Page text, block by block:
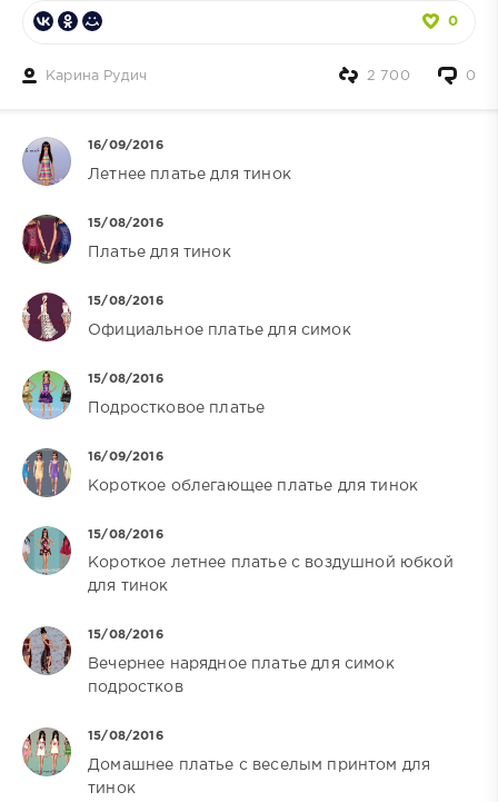
0
Карина Рудич 0
2 700
16/09/2016
Летнее платье для тинок
15/08/2016
Платье для тинок
15/08/2016
Официальное платье для симок
15/08/2016
Подростковое платье
16/09/2016
Короткое облегающее платье для тинок
15/08/2016
Короткое летнее платье с воздушной юбкой
для тинок
15/08/2016
Вечернее нарядное платье для симок
подростков
15/08/2016
Домашнее платье с веселым принтом для
тинок